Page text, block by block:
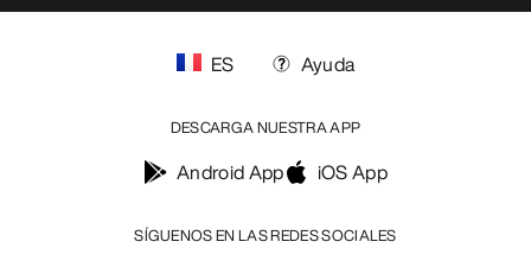
SÍGUENOS EN LAS REDES SOCIALES
ES Ayuda
DESCARGA NUESTRA APP
Android App iOS App